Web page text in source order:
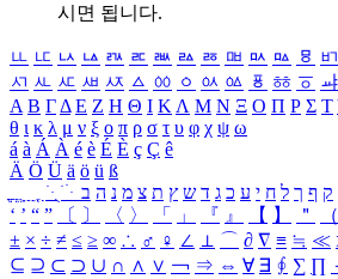
시면 됩니다.
ㅥ ㅦ ㅧ ㅨ ㅩ ㅪ ㅫ ㅬ ㅭ ㅮ ㅯ ㅰ ㅱ ㅲ
ㅺ ㅻ ㅼ ㅽ ㅾ ㅿ ㆀ ㆁ ㆂ ㆃ ㆄ ㆅ ㆆ ㆇ
Α Β ΓΔ Ε Ζ Η Θ Ι ΚΛ Μ Ν Ξ Ο Π Ρ Σ Τ
θ ι κ λ μ ν ξ ο π ρ σ τ υ φ χ ψ ω
á à Á À é è É È ç Ç ê
Ä Ö Ü ä ö ü ß
ִֶֹ ֻּ ׁׂ ק ף ך ל ח י ע כ ג ד ש ץ ת צ מ נ ה ב
‘ ’ “ ” 〔 〕 〈 〉 「 」 『 』 【 】 ＂ （
± × ÷ ≠ ≤ ≥ ∞ ∴ ♂ ♀ ∠ ⊥ ⌒ ∂ ∇ ≡ ≒ ≪
⊆ ⊇ ⊂ ⊃ ∪ ∩ ∧ ∨ ￢ ⇒ ⇔ ∀ ∃ ∮ ∑ ∏